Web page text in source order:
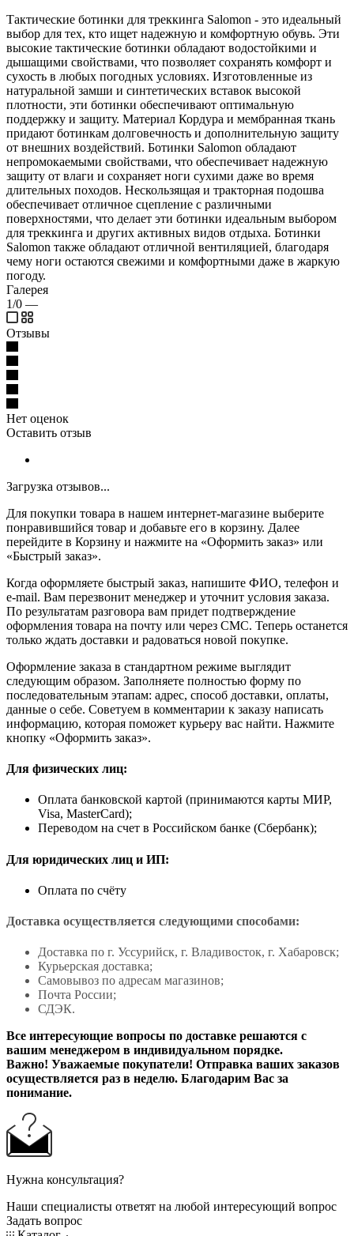
Тактические ботинки для треккинга Salomon - это идеальный
выбор для тех, кто ищет надежную и комфортную обувь. Эти
высокие тактические ботинки обладают водостойкими и
дышащими свойствами, что позволяет сохранять комфорт и
сухость в любых погодных условиях. Изготовленные из
натуральной замши и синтетических вставок высокой
плотности, эти ботинки обеспечивают оптимальную
поддержку и защиту. Материал Кордура и мембранная ткань
придают ботинкам долговечность и дополнительную защиту
от внешних воздействий. Ботинки Salomon обладают
непромокаемыми свойствами, что обеспечивает надежную
защиту от влаги и сохраняет ноги сухими даже во время
длительных походов. Нескользящая и тракторная подошва
обеспечивает отличное сцепление с различными
поверхностями, что делает эти ботинки идеальным выбором
для треккинга и других активных видов отдыха. Ботинки
Salomon также обладают отличной вентиляцией, благодаря
чему ноги остаются свежими и комфортными даже в жаркую
погоду.
Галерея
1/0 —
Отзывы
Нет оценок
Оставить отзыв
Загрузка отзывов...
Для покупки товара в нашем интернет-магазине выберите
понравившийся товар и добавьте его в корзину. Далее
перейдите в Корзину и нажмите на «Оформить заказ» или
«Быстрый заказ».
Когда оформляете быстрый заказ, напишите ФИО, телефон и
e-mail. Вам перезвонит менеджер и уточнит условия заказа.
По результатам разговора вам придет подтверждение
оформления товара на почту или через СМС. Теперь останется
только ждать доставки и радоваться новой покупке.
Оформление заказа в стандартном режиме выглядит
следующим образом. Заполняете полностью форму по
последовательным этапам: адрес, способ доставки, оплаты,
данные о себе. Советуем в комментарии к заказу написать
информацию, которая поможет курьеру вас найти. Нажмите
кнопку «Оформить заказ».
Для физических лиц:
Оплата банковской картой (принимаются карты МИР,
Visa, MasterCard);
Переводом на счет в Российском банке (Сбербанк);
Для юридических лиц и ИП:
Оплата по счёту
Доставка осуществляется следующими способами:
Доставка по г. Уссурийск, г. Владивосток, г. Хабаровск;
Курьерская доставка;
Самовывоз по адресам магазинов;
Почта России;
СДЭК.
Все интересующие вопросы по доставке решаются с
вашим менеджером в индивидуальном порядке.
Важно! Уважаемые покупатели! Отправка ваших заказов
осуществляется раз в неделю. Благодарим Вас за
понимание.
Нужна консультация?
Наши специалисты ответят на любой интересующий вопрос
Задать вопрос